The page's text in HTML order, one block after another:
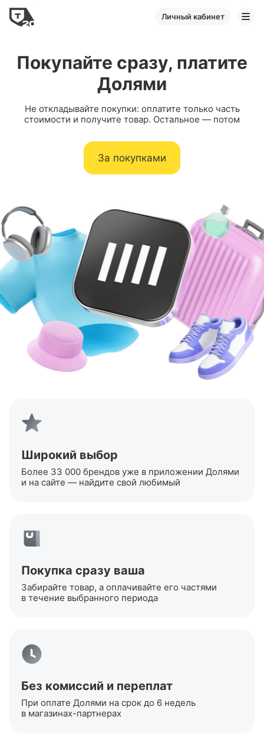
Личный кабинет
Покупайте сразу, платите
Долями
Не откладывайте покупки: оплатите только часть
стоимости и получите товар. Остальное — потом
За покупками
Широкий выбор
Более 33 000 брендов уже в приложении Долями
и на сайте — найдите свой любимый
Покупка сразу ваша
Забирайте товар, а оплачивайте его частями
в течение выбранного периода
Без комиссий и переплат
При оплате Долями на срок до 6 недель
в магазинах-партнерах